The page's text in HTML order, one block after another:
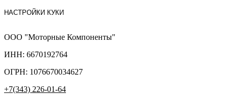
НАСТРОЙКИ КУКИ
ООО "Моторные Компоненты"
ИНН: 6670192764
ОГРН: 1076670034627
+7(343) 226-01-64